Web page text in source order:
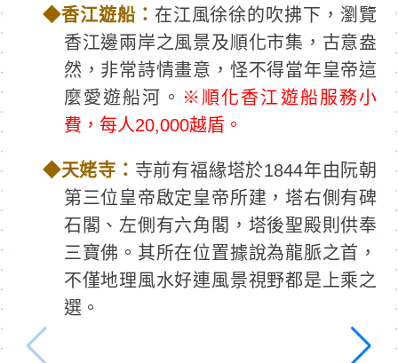
◆香江遊船： 在江風徐徐的吹拂下，瀏覽
香江邊兩岸之風景及順化市集，古意盎
然，非常詩情畫意，怪不得當年皇帝這
麼愛遊船河。 ※順化香江遊船服務小
費，每人20,000越盾。
◆天姥寺： 寺前有福緣塔於1844年由阮朝
第三位皇帝啟定皇帝所建，塔右側有碑
石閣、左側有六角閣，塔後聖殿則供奉
三寶佛。其所在位置據說為龍脈之首，
不僅地理風水好連風景視野都是上乘之
選。